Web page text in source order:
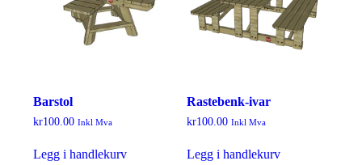
Barstol
kr100.00 Inkl Mva
Legg i handlekurv
Rastebenk-ivar
kr100.00 Inkl Mva
Legg i handlekurv